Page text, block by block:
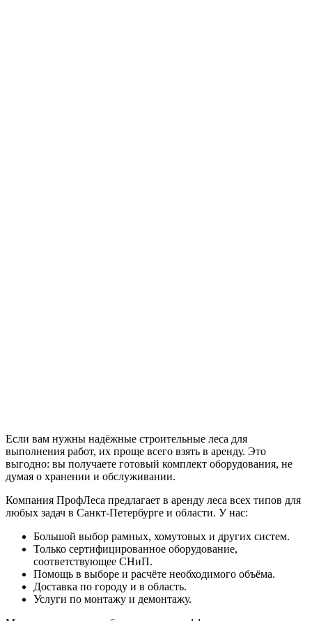
Если вам нужны надёжные строительные леса для
выполнения работ, их проще всего взять в аренду. Это
выгодно: вы получаете готовый комплект оборудования, не
думая о хранении и обслуживании.
Компания ПрофЛеса предлагает в аренду леса всех типов для
любых задач в Санкт-Петербурге и области. У нас:
Большой выбор рамных, хомутовых и других систем.
Только сертифицированное оборудование,
соответствующее СНиП.
Помощь в выборе и расчёте необходимого объёма.
Доставка по городу и в область.
Услуги по монтажу и демонтажу.